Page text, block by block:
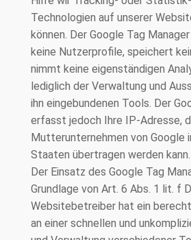
Technologien auf unserer
können. Der Google Tag
keine Nutzerprofile, speichert
nimmt keine eigenständigen
lediglich der Verwaltung und
ihn eingebundenen Tools. Der
erfasst jedoch Ihre IP-Adresse,
Mutterunternehmen von Google
Staaten übertragen werden kann.
Der Einsatz des Google Tag
Grundlage von Art. 6 Abs. 1 lit. f
Websitebetreiber hat ein
an einer schnellen und